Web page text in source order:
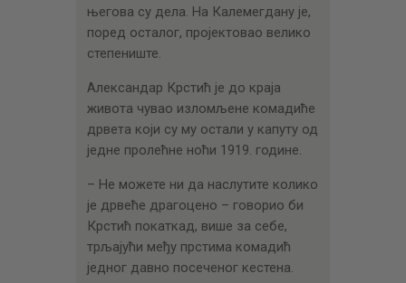
његова су дела. На Калемегдану је,
поред осталог, пројектовао велико
степениште.
Александар Крстић је до краја
живота чувао изломљене комадиће
дрвета који су му остали у капуту од
једне пролећне ноћи 1919. године.
– Не можете ни да наслутите колико
је дрвеће драгоцено – говорио би
Крстић покаткад, више за себе,
трљајући међу прстима комадић
једног давно посеченог кестена.